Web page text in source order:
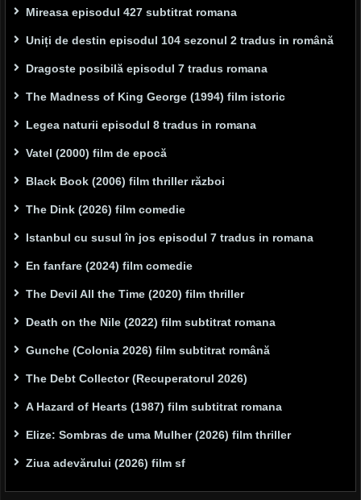
Mireasa episodul 427 subtitrat romana
Uniți de destin episodul 104 sezonul 2 tradus in română
Dragoste posibilă episodul 7 tradus romana
The Madness of King George (1994) film istoric
Legea naturii episodul 8 tradus in romana
Vatel (2000) film de epocă
Black Book (2006) film thriller război
The Dink (2026) film comedie
Istanbul cu susul în jos episodul 7 tradus in romana
En fanfare (2024) film comedie
The Devil All the Time (2020) film thriller
Death on the Nile (2022) film subtitrat romana
Gunche (Colonia 2026) film subtitrat română
The Debt Collector (Recuperatorul 2026)
A Hazard of Hearts (1987) film subtitrat romana
Elize: Sombras de uma Mulher (2026) film thriller
Ziua adevărului (2026) film sf